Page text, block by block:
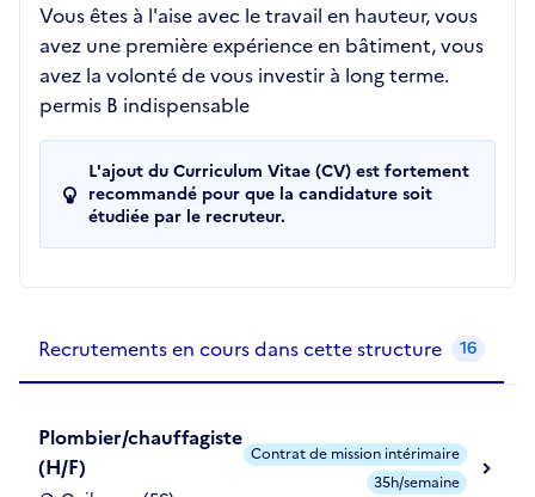
Vous êtes à l'aise avec le travail en hauteur, vous
avez une première expérience en bâtiment, vous
avez la volonté de vous investir à long terme.
permis B indispensable
L'ajout du Curriculum Vitae (CV) est fortement
recommandé pour que la candidature soit
étudiée par le recruteur.
Recrutements en cours dans cette structure 16
Plombier/chauffagiste
(H/F)
Contrat de mission intérimaire
35h/semaine